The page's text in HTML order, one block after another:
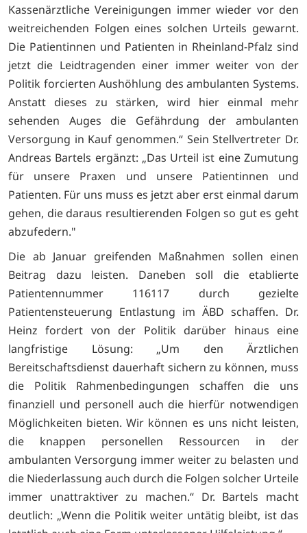
Kassenärztliche Vereinigungen immer wieder vor den
weitreichenden Folgen eines solchen Urteils gewarnt.
Die Patientinnen und Patienten in Rheinland-Pfalz sind
jetzt die Leidtragenden einer immer weiter von der
Politik forcierten Aushöhlung des ambulanten Systems.
Anstatt dieses zu stärken, wird hier einmal mehr
sehenden Auges die Gefährdung der ambulanten
Versorgung in Kauf genommen.“ Sein Stellvertreter Dr.
Andreas Bartels ergänzt: „Das Urteil ist eine Zumutung
für unsere Praxen und unsere Patientinnen und
Patienten. Für uns muss es jetzt aber erst einmal darum
gehen, die daraus resultierenden Folgen so gut es geht
abzufedern."
Die ab Januar greifenden Maßnahmen sollen einen
Beitrag dazu leisten. Daneben soll die etablierte
Patientennummer 116117 durch gezielte
Patientensteuerung Entlastung im ÄBD schaffen. Dr.
Heinz fordert von der Politik darüber hinaus eine
langfristige Lösung: „Um den Ärztlichen
Bereitschaftsdienst dauerhaft sichern zu können, muss
die Politik Rahmenbedingungen schaffen die uns
finanziell und personell auch die hierfür notwendigen
Möglichkeiten bieten. Wir können es uns nicht leisten,
die knappen personellen Ressourcen in der
ambulanten Versorgung immer weiter zu belasten und
die Niederlassung auch durch die Folgen solcher Urteile
immer unattraktiver zu machen.“ Dr. Bartels macht
deutlich: „Wenn die Politik weiter untätig bleibt, ist das